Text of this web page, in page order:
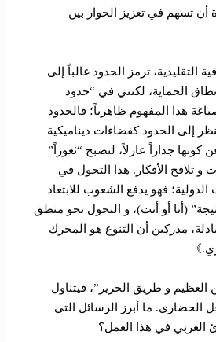
تسهم في تعزيز الحوار بين
التقليدية، ترمز الحدود غالباً إلى
الحماية، لكنني في “حدود
هذا المفهوم ظاهرياً؛ فالحدود
إلى الحدود كفضاءات ديناميكية
كونها جداراً عازلاً، لتصبح “ثغوراً”
تلاقح الأفكار. هذا التحول في
الدولية؛ فهو يدفع الشعوب للابتعاد
(أنا أو أنت)، و التحول نحو منطق
مدركين أن التنوع هو المحرك
》
و طريق الحرير”، فيتناول
الحضاري. ما أبرز الرسائل التي
العربي في هذا العمل؟